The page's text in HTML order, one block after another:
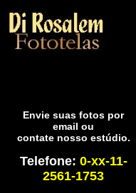
Envie suas fotos por
email ou
contate nosso estúdio.
Telefone: 0-xx-11-
2561-1753